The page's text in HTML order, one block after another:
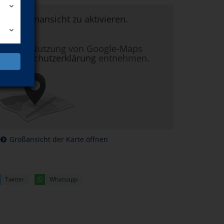
Kartenansicht zu aktivieren.
zur Nutzung von Google-Maps
Datenschutzerklärung entnehmen.
Großansicht der Karte öffnen
Twitter Whatsapp